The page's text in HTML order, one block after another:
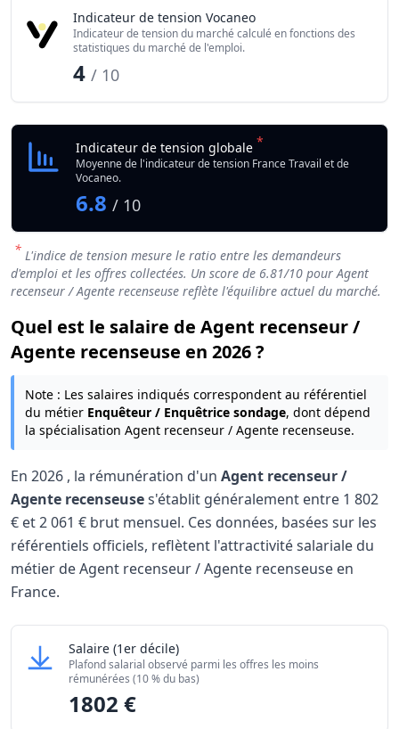
Indicateur de tension Vocaneo
Indicateur de tension du marché calculé en fonctions des
statistiques du marché de l'emploi.
4 / 10
Indicateur de tension globale *
Moyenne de l'indicateur de tension France Travail et de
Vocaneo.
6.8 / 10
* L'indice de tension mesure le ratio entre les demandeurs
d'emploi et les offres collectées. Un score de 6.81/10 pour Agent
recenseur / Agente recenseuse reflète l'équilibre actuel du marché.
Quel est le salaire de Agent recenseur /
Agente recenseuse en 2026 ?
Note : Les salaires indiqués correspondent au référentiel
du métier Enquêteur / Enquêtrice sondage, dont dépend
la spécialisation Agent recenseur / Agente recenseuse.
En 2026 , la rémunération d'un Agent recenseur /
Agente recenseuses'établit généralement entre 1 802
€ et2 061 € brut mensuel. Ces données, basées sur les
référentiels officiels, reflètent l'attractivité salariale du
métier de Agent recenseur / Agente recenseuse en
France.
Grille salariale Agent recenseur / Agente
Niveau de salaire (Déciles)
Salaire minimum (10% les moins rémunérés)
Salaire maximum (10% les mieux rémunérés)
Salaire Agent recenseur / Agente recenseuse
(1er décile)
Plafond salarial observé parmi les offres les moins
rémunérées (10 % du bas)
1802 €